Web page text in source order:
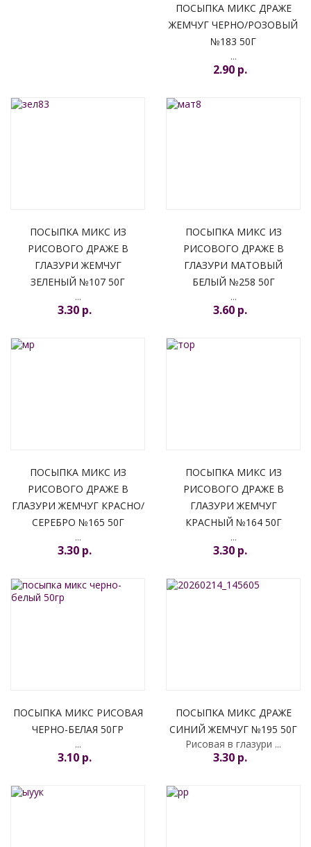
ПОСЫПКА МИКС ДРАЖЕ
ЖЕМЧУГ ЧЕРНО/РОЗОВЫЙ
№183 50Г
...
2.90 p.
ПОСЫПКА МИКС ИЗ
РИСОВОГО ДРАЖЕ В
ГЛАЗУРИ ЖЕМЧУГ
ЗЕЛЕНЫЙ №107 50Г
...
3.30 p.
ПОСЫПКА МИКС ИЗ
РИСОВОГО ДРАЖЕ В
ГЛАЗУРИ МАТОВЫЙ
БЕЛЫЙ №258 50Г
...
3.60 p.
ПОСЫПКА МИКС ИЗ
РИСОВОГО ДРАЖЕ В
ГЛАЗУРИ ЖЕМЧУГ КРАСНО/
СЕРЕБРО №165 50Г
...
3.30 p.
ПОСЫПКА МИКС ИЗ
РИСОВОГО ДРАЖЕ В
ГЛАЗУРИ ЖЕМЧУГ
КРАСНЫЙ №164 50Г
...
3.30 p.
ПОСЫПКА МИКС РИСОВАЯ
ЧЕРНО-БЕЛАЯ 50ГР
...
3.10 p.
ПОСЫПКА МИКС ДРАЖЕ
СИНИЙ ЖЕМЧУГ №195 50Г
Рисовая в глазури ...
3.30 p.